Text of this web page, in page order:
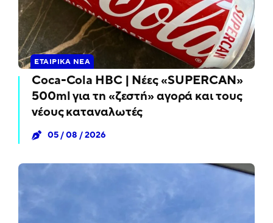
ΕΤΑΙΡΙΚΆ ΝΈΑ
Coca-Cola HBC | Νέες «SUPERCAN»
500ml για τη «ζεστή» αγορά και τους
νέους καταναλωτές
05 / 08 / 2026